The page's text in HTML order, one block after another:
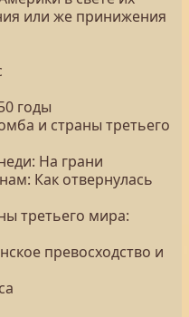
или же принижения
годы
и страны третьего
На грани
Как отвернулась
третьего мира:
превосходство и